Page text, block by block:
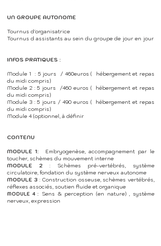
UN GROUPE AUTONOME
Tournus d'organisatrice
Tournus d assistants au sein du groupe de jour en jour
INFOS PRATIQUES :
Module 1 : 5 jours / 460euros ( hébergement et repas
du midi compris)
Module 2 : 5 jours /460 euros ( hébergement et repas
du midi compris)
Module 3 : 5 jours / 490 euros ( hébergement et repas
du midi compris)
Module 4 (optionnel, à définir
CONTENU
MODULE 1:
Embryogenèse, accompagnement par le
toucher, schèmes du mouvement interne
MODULE 2 : Schèmes pré-vertébrés, système
circulatoire, fondation du système nerveux autonome
MODULE 3 : Construction osseuse, schèmes vertébrés,
réflexes associés, soutien fluide et organique
MODULE 4 :
Sens & perception (en nature) , système
nerveux, expression